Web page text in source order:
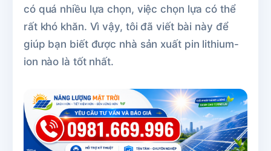
có quá nhiều lựa chọn, việc chọn lựa có thể
rất khó khăn. Vì vậy, tôi đã viết bài này để
giúp bạn biết được nhà sản xuất pin lithium-
ion nào là tốt nhất.